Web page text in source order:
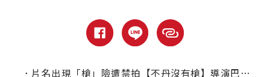
． 片名出現「槍」險遭禁拍【不丹沒有槍】導演巴沃靈機化解危機